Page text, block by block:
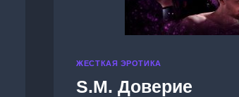
ЖЕСТКАЯ ЭРОТИКА
S.M. Доверие